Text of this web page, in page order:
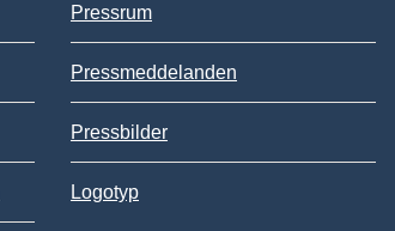
Pressrum
Pressmeddelanden
Pressbilder
Logotyp